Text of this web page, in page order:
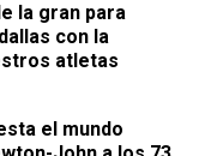
la gran para
con la
atletas
el mundo